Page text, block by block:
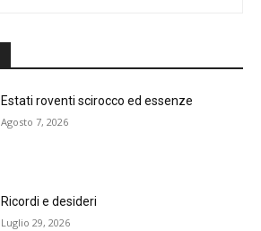
Estati roventi scirocco ed essenze
Agosto 7, 2026
Ricordi e desideri
Luglio 29, 2026